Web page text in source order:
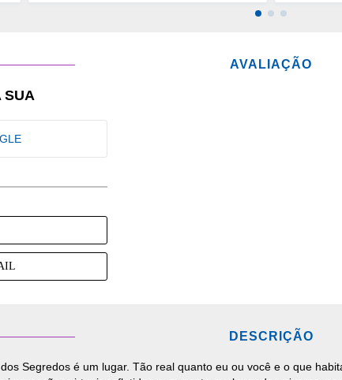
AVALIAÇÃO
SUA
DESCRIÇÃO
Segredos é um lugar. Tão real quanto eu ou você e o que